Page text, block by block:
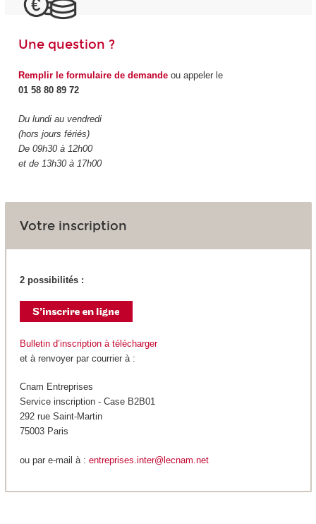
Une question ?
Remplir le formulaire de demandeou appeler le
01 58 80 89 72
Du lundi au vendredi
(hors jours fériés)
De 09h30 à 12h00
et de 13h30 à 17h00
Votre inscription
2 possibilités :
Bulletin d’inscription à télécharger
et à renvoyer par courrier à :
Cnam Entreprises
Service inscription - Case B2B01
292 rue Saint-Martin
75003 Paris
ou par e-mail à : entreprises.inter@lecnam.net